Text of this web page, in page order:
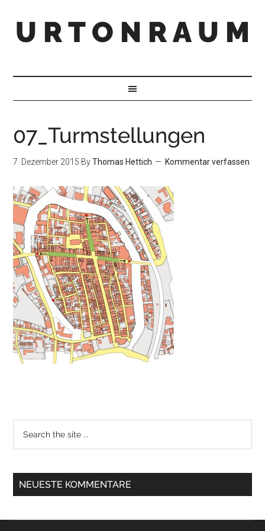
U R T O N R A U M
07_Turmstellungen
7. Dezember 2015 ByThomas Hettich Kommentar verfassen
NEUESTE KOMMENTARE